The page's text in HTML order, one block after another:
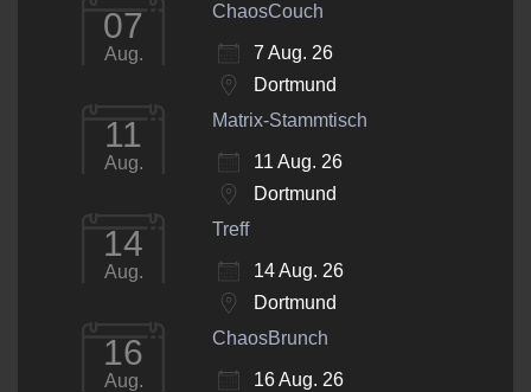
07
Aug.
ChaosCouch
7 Aug. 26
Dortmund
11
Aug.
Matrix-Stammtisch
11 Aug. 26
Dortmund
14
Aug.
Treff
14 Aug. 26
Dortmund
16
Aug.
ChaosBrunch
16 Aug. 26